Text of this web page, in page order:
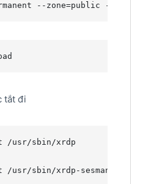
--zone=public --add-
tắt đi
/usr/sbin/xrdp
/usr/sbin/xrdp-sesman